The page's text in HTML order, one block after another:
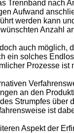
Trennband nach
Aufwand
werden kann
Anzahl
auch möglich,
ein solches
Prozesse ist
an den
Strumpfes
ist
Aspekt der